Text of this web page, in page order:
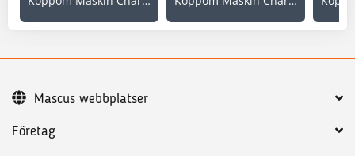
Företag
Mascus webbplatser